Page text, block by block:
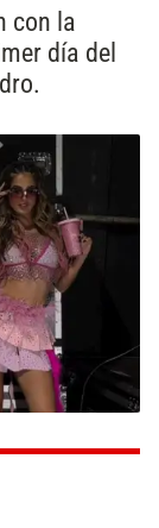
con la
día del